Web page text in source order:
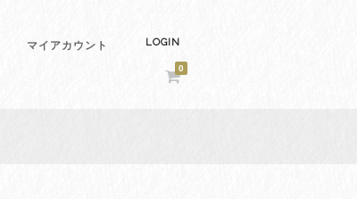
マイアカウント LOGIN
0